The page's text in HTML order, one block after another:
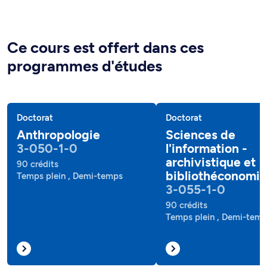
Ce cours est offert dans ces
programmes d'études
Doctorat
Anthropologie
3-050-1-0
90 crédits
Temps plein , Demi-temps
Doctorat
Sciences de
l'information -
archivistique et
bibliothéconomie
3-055-1-0
90 crédits
Temps plein , Demi-